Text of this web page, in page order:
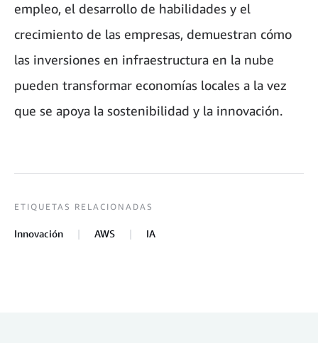
empleo, el desarrollo de habilidades y el
crecimiento de las empresas, demuestran cómo
las inversiones en infraestructura en la nube
pueden transformar economías locales a la vez
que se apoya la sostenibilidad y la innovación.
ETIQUETAS RELACIONADAS
Innovación AWS IA